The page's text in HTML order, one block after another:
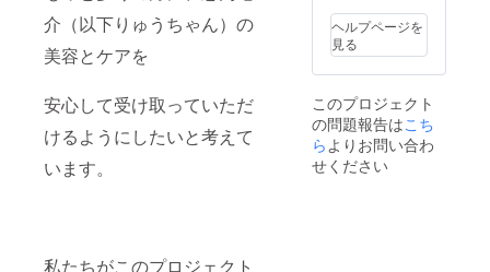
介（以下りゅうちゃん）の
美容とケアを
安心して受け取っていただ
けるようにしたいと考えて
います。
私たちがこのプロジェクト
ヘルプページを
見る
このプロジェクト
の問題報告はこち
ら よりお問い合わ
せください